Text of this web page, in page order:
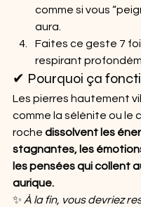
comme si vous
aura.
Faites ce geste 7
respirant
✔ Pourquoi ça
Les pierres hautement
comme la sélénite ou le
roche dissolvent les
stagnantes, les
les pensées qui collent
aurique.
✨ À la fin, vous devriez